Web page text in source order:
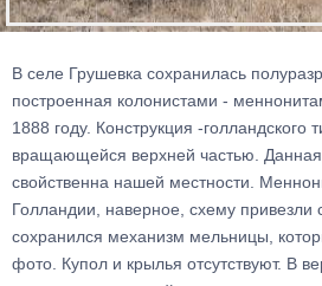
В селе Грушевка сохранилась
построенная колонистами -
1888 году. Конструкция -голландского
вращающейся верхней частью. Данная
свойственна нашей местности.
Голландии, наверное, схему привезли
сохранился механизм мельницы,
фото. Купол и крылья отсутствуют. В